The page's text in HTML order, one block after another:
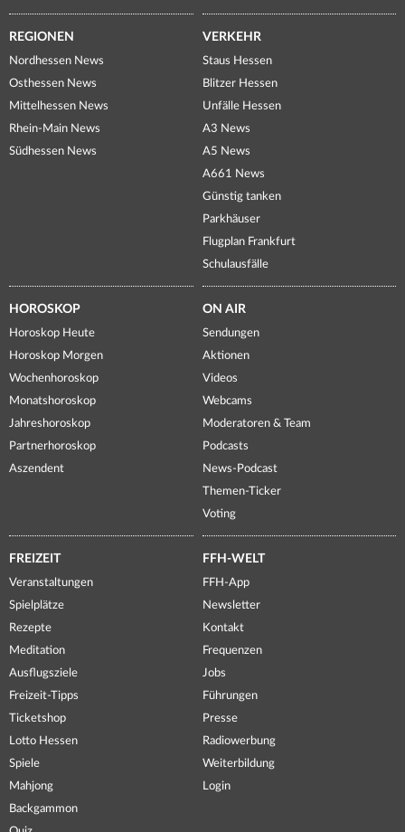
REGIONEN
Nordhessen News
Osthessen News
Mittelhessen News
Rhein-Main News
Südhessen News
VERKEHR
Staus Hessen
Blitzer Hessen
Unfälle Hessen
A3 News
A5 News
A661 News
Günstig tanken
Parkhäuser
Flugplan Frankfurt
Schulausfälle
HOROSKOP
Horoskop Heute
Horoskop Morgen
Wochenhoroskop
Monatshoroskop
Jahreshoroskop
Partnerhoroskop
Aszendent
ON AIR
Sendungen
Aktionen
Videos
Webcams
Moderatoren & Team
Podcasts
News-Podcast
Themen-Ticker
Voting
FREIZEIT
Veranstaltungen
Spielplätze
Rezepte
Meditation
Ausflugsziele
Freizeit-Tipps
Ticketshop
Lotto Hessen
Spiele
Mahjong
Backgammon
FFH-WELT
FFH-App
Newsletter
Kontakt
Frequenzen
Jobs
Führungen
Presse
Radiowerbung
Weiterbildung
Login